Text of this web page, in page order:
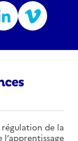
de la